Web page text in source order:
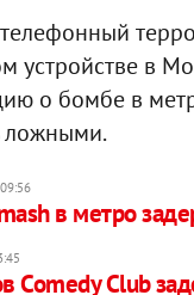
устройстве в
о бомбе в
ложными.
в метро
Comedy Club